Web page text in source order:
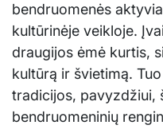
bendruomenės
kultūrinėje veikloje.
draugijos ėmė kurtis,
kultūrą ir švietimą.
tradicijos, pavyzdžiui,
bendruomeninių